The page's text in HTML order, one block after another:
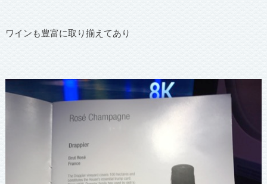
ワインも豊富に取り揃えてあり